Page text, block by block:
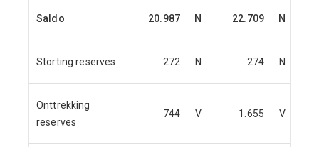
Saldo 20.987 N 22.709 N
Storting reserves 272 N 274 N
Onttrekking
reserves
744 V 1.655 V